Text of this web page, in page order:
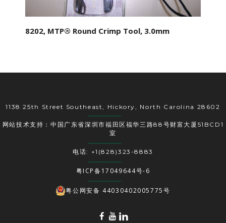
8202, MTP® Round Crimp Tool, 3.0mm
1138 25th Street Southeast, Hickory, North Carolina 28602
网站技术支持：中国广东省深圳市福田区福华三路88号财富大厦51BCD1
室
电话: +1(828)323-8883
粤ICP备17049644号-6
粤公网安备 44030402005775号